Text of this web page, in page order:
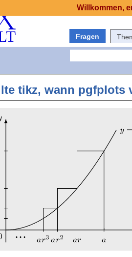
Fragen
tikz, wann pgfplots
Willkommen,